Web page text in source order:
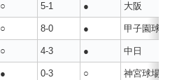
○ 5-1 ● 大阪
○ 8-0 ● 甲子園球場
○ 4-3 ● 中日
● 0-3 ○ 神宮球場